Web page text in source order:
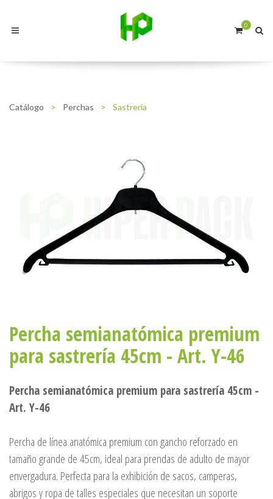
0
Catálogo > Perchas > Sastrería
Percha semianatómica premium
para sastrería 45cm - Art. Y-46
Percha semianatómica premium para sastrería 45cm -
Art. Y-46
Percha de línea anatómica premium con gancho reforzado en
tamaño grande de 45cm, ideal para prendas de adulto de mayor
envergadura. Perfecta para la exhibición de sacos, camperas,
abrigos y ropa de talles especiales que necesitan un soporte